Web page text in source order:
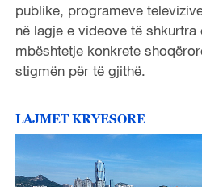
publike, programeve
në lagje e videove të
mbështetje konkrete
stigmën për të gjithë.
LAJMET KRYESORE